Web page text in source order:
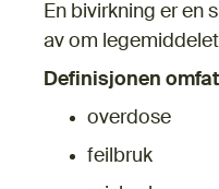
En bivirkning er en
av om
Definisjonen
overdose
feilbruk